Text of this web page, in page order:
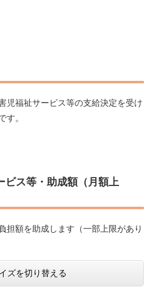
児福祉サービス等の支給決定を受け
す。
ビス等・助成額（月額上
額を助成します（一部上限があり
ズを切り替える